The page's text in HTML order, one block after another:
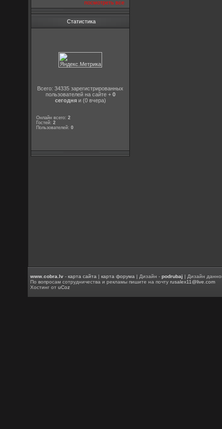
посмотреть все
Статистика
Всего: 34335 зарегистрированных
пользователей на сайте + 0
сегодняи (0 вчера)
Онлайн всего:2
Гостей:2
Пользователей:0
www.cobra.lv -карта сайта |карта форума | Дизайн -podrubaj | Дизайн
По вопросам сотрудничества и рекламы пишите на почтуrusalex11@live.com
Хостинг отuCoz